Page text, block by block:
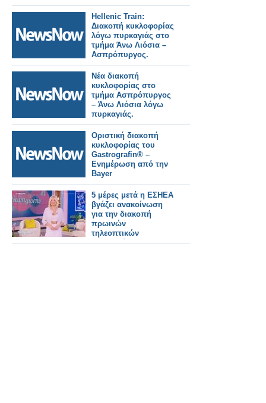
Hellenic Train:
Διακοπή κυκλοφορίας
λόγω πυρκαγιάς στο
τμήμα Άνω Λιόσια –
Ασπρόπυργος.
Νέα διακοπή
κυκλοφορίας στο
τμήμα Ασπρόπυργος
– Άνω Λιόσια λόγω
πυρκαγιάς.
Οριστική διακοπή
κυκλοφορίας του
Gastrografin® –
Ενημέρωση από την
Bayer
5 μέρες μετά η ΕΣΗΕΑ
βγάζει ανακοίνωση
για την διακοπή
πρωινών
τηλεοπτικών
εκπομπών...